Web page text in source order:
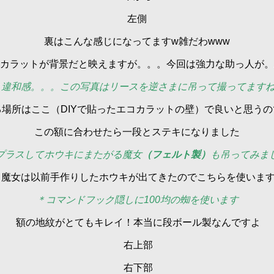
左側
裏はこんな感じになってますw雑だわwww
ラットが背景だと映えますが。。。今回は強力な助っ人が。
違和感。。。この写真はリースを逆さまに吊って撮ってます
所はここ（DIYで貼ったエコカラットの壁）で良いと思う
この額に合わせたら一段とステキになりました
ラスしてホウキにまたがる魔女（フェルト製） も吊ってみま
魔女は以前手作りしたホウキが出てきたのでこちらを使います
＊コマンドフック隠しに100均の蜘を使います
額の地紋がとてもキレイ！本当に段ボール製なんですよ
右上部
右下部